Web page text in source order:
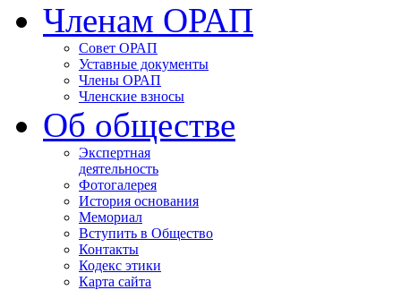
Членам ОРАП
Совет ОРАП
Уставные документы
Члены ОРАП
Членские взносы
Об обществе
Экспертная
деятельность
Фотогалерея
История основания
Мемориал
Вступить в Общество
Контакты
Кодекс этики
Карта сайта